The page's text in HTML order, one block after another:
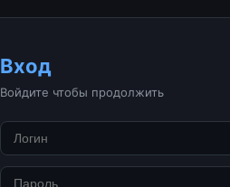
Вход
Войдите чтобы продолжить